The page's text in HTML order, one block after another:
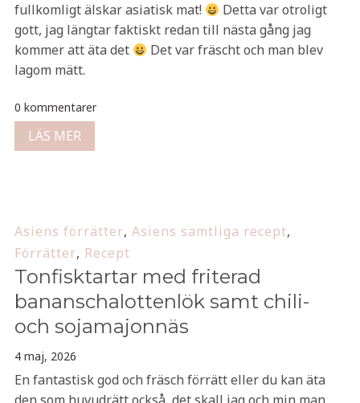
fullkomligt älskar asiatisk mat!
Detta var otroligt
gott, jag längtar faktiskt redan till nästa gång jag
kommer att äta det
Det var fräscht och man blev
lagom mätt.
0 kommentarer
LÄS MER
Asiens förrätter, Asiens samtliga recept,
Förrätter, Recept
Tonfisktartar med friterad
bananschalottenlök samt chili-
och sojamajonnäs
4 maj, 2026
En fantastisk god och fräsch förrätt eller du kan äta